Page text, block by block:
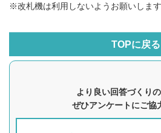
※改札機は利用しないようお願いします
TOPに戻る
より良い回答づくりの
ぜひアンケートにご協